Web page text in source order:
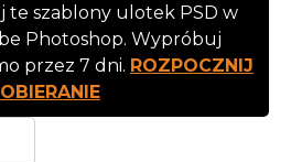
te szablony ulotek PSD w
Photoshop. Wypróbuj
przez 7 dni. ROZPOCZNIJ